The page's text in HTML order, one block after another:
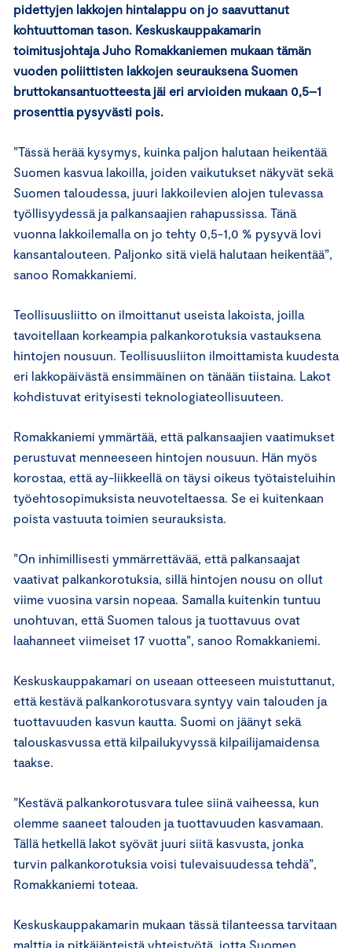
pidettyjen lakkojen hintalappu on jo saavuttanut
kohtuuttoman tason. Keskuskauppakamarin
toimitusjohtaja Juho Romakkaniemen mukaan tämän
vuoden poliittisten lakkojen seurauksena Suomen
bruttokansantuotteesta jäi eri arvioiden mukaan 0,5–1
prosenttia pysyvästi pois.
”Tässä herää kysymys, kuinka paljon halutaan heikentää
Suomen kasvua lakoilla, joiden vaikutukset näkyvät sekä
Suomen taloudessa, juuri lakkoilevien alojen tulevassa
työllisyydessä ja palkansaajien rahapussissa. Tänä
vuonna lakkoilemalla on jo tehty 0,5-1,0 % pysyvä lovi
kansantalouteen. Paljonko sitä vielä halutaan heikentää”,
sanoo Romakkaniemi.
Teollisuusliitto on ilmoittanut useista lakoista, joilla
tavoitellaan korkeampia palkankorotuksia vastauksena
hintojen nousuun. Teollisuusliiton ilmoittamista kuudesta
eri lakkopäivästä ensimmäinen on tänään tiistaina. Lakot
kohdistuvat erityisesti teknologiateollisuuteen.
Romakkaniemi ymmärtää, että palkansaajien vaatimukset
perustuvat menneeseen hintojen nousuun. Hän myös
korostaa, että ay-liikkeellä on täysi oikeus työtaisteluihin
työehtosopimuksista neuvoteltaessa. Se ei kuitenkaan
poista vastuuta toimien seurauksista.
”On inhimillisesti ymmärrettävää, että palkansaajat
vaativat palkankorotuksia, sillä hintojen nousu on ollut
viime vuosina varsin nopeaa. Samalla kuitenkin tuntuu
unohtuvan, että Suomen talous ja tuottavuus ovat
laahanneet viimeiset 17 vuotta”, sanoo Romakkaniemi.
Keskuskauppakamari on useaan otteeseen muistuttanut,
että kestävä palkankorotusvara syntyy vain talouden ja
tuottavuuden kasvun kautta. Suomi on jäänyt sekä
talouskasvussa että kilpailukyvyssä kilpailijamaidensa
taakse.
”Kestävä palkankorotusvara tulee siinä vaiheessa, kun
olemme saaneet talouden ja tuottavuuden kasvamaan.
Tällä hetkellä lakot syövät juuri siitä kasvusta, jonka
turvin palkankorotuksia voisi tulevaisuudessa tehdä”,
Romakkaniemi toteaa.
Keskuskauppakamarin mukaan tässä tilanteessa tarvitaan
malttia ja pitkäjänteistä yhteistyötä, jotta Suomen